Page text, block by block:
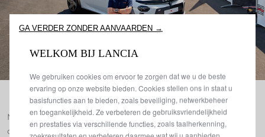
Met 19 Lancia-crews op de deelnemerslijst en 13 Under-35-
coureurs die streden om een plekje in Lancia's ERC-team
GA VERDER ZONDER AANVAARDEN →
WELKOM BIJ LANCIA
We gebruiken cookies om ervoor te zorgen dat we u de beste
ervaring op onze website bieden. Cookies stellen ons in staat u
basisfuncties aan te bieden, zoals beveiliging, netwerkbeheer
en toegankelijkheid. Ze verbeteren de gebruiksvriendelijkheid
en prestaties via verschillende functies, zoals taalherkenning,